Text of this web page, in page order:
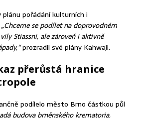
plánu pořádání kulturních i
„Chceme se podílet na doprovodném
Stiassni, ale zároveň i aktivně
prozradil své plány Kahwaji.
přerůstá hranice
podílelo město Brno částkou půl
budova brněnského krematoria,